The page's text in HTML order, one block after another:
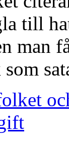
till
man